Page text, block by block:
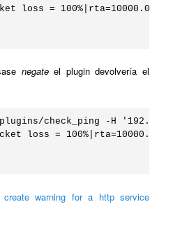
loss =
negateel plugin devolvería el
check_ping -H
loss =
create warning for a http service